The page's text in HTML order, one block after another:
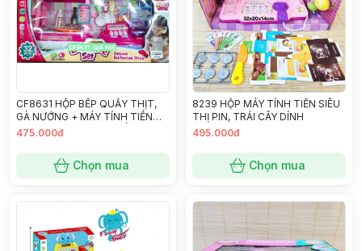
CF8631 HỘP BẾP QUẨY THỊT,
GÀ NƯỚNG + MÁY TÍNH TIỀN
SIÊU THỊ PIN +THẺ+ TIỀN 32
475.000đ
Chọn mua
8239 HỘP MÁY TÍNH TIỀN SIÊU
THỊ PIN, TRÁI CÂY DÍNH
495.000đ
Chọn mua